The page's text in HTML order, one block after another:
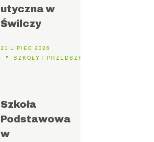
utyczna w
Świlczy
21 LIPIEC 2026
SZKOŁY I PRZEDSZKOLA
Szkoła
Podstawowa
w